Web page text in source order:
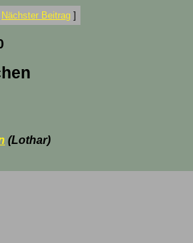
Nächster Beitrag ]
(Lothar)